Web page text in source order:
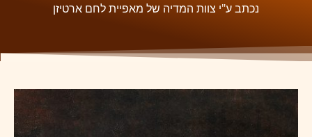
נכתב ע"י צוות המדיה של מאפיית לחם ארטיזן